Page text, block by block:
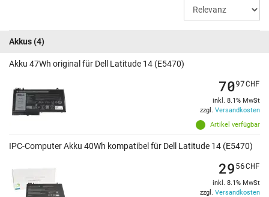
Akkus(4)
Akku 47Wh original für Dell Latitude 14 (E5470)
Artikel verfügbar
7097CHF
inkl. 8.1% MwSt
zzgl. Versandkosten
IPC-Computer Akku 40Wh kompatibel für Dell Latitude 14 (E5470)
2956CHF
inkl. 8.1% MwSt
zzgl. Versandkosten